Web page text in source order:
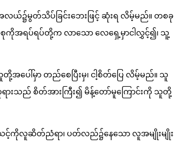
၌မွတ်သိပ်ခြင်းဘေးဖြင့် ဆုံးရ လိမ့်မည်။ တစခု
အရပ်ရပ်တို့က လာသော လေရှေ့မှာငါလွှင့်၍၊ သူ့
ေါ်မှာ တည်စေပြီးမှ၊ ငါ့စိတ်ပြေ လိမ့်မည်။ သူ
ားသည် စိတ်အားကြီး၍ မိန့်တော်မူကြောင်းကို သူတို့
သင့်ကိုလူဆိတ်ညံရာ၊ ပတ်လည်၌နေသော လူအမျိုးမျိုး